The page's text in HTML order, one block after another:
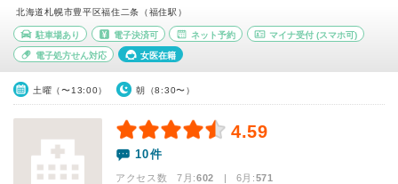
北海道札幌市豊平区福住二条（福住駅）
駐車場あり 電子決済可 ネット予約 マイナ受付 (スマホ可)
電子処方せん対応 女医在籍
土曜（〜13:00） 朝（8:30〜）
4.59
10件
アクセス数 7月:602 | 6月:571